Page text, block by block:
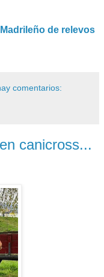
de relevos
comentarios:
canicross...